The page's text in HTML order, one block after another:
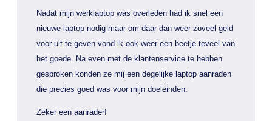
Nadat mijn werklaptop was overleden had ik snel een
nieuwe laptop nodig maar om daar dan weer zoveel geld
voor uit te geven vond ik ook weer een beetje teveel van
het goede. Na even met de klantenservice te hebben
gesproken konden ze mij een degelijke laptop aanraden
die precies goed was voor mijn doeleinden.
Zeker een aanrader!